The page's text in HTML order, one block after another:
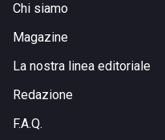
Chi siamo
Magazine
La nostra linea editoriale
Redazione
F.A.Q.